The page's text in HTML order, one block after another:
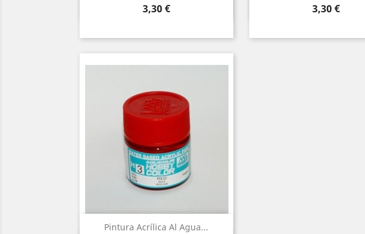
Preu
3,30 €
Vista ràpida Preu
3,30 €
Vista ràpida
Pintura Acrílica Al Agua...